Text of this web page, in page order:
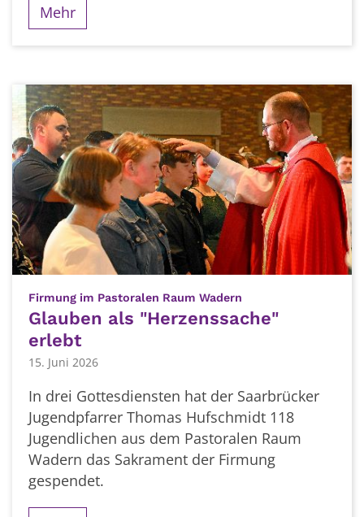
Mehr
Firmung im Pastoralen Raum Wadern
Glauben als "Herzenssache"
erlebt
15. Juni 2026
In drei Gottesdiensten hat der Saarbrücker
Jugendpfarrer Thomas Hufschmidt 118
Jugendlichen aus dem Pastoralen Raum
Wadern das Sakrament der Firmung
gespendet.